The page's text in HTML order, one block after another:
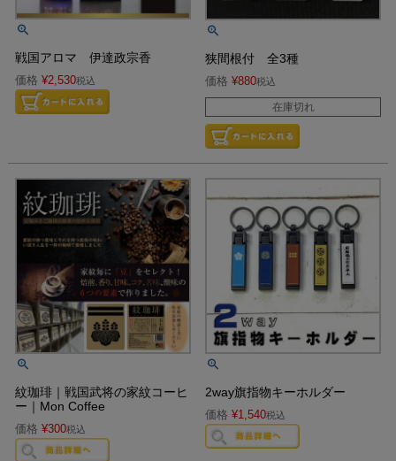
戦国アロマ 伊達政宗香
価格 ¥2,530税込
狭間根付 全3種
価格 ¥880税込
在庫切れ
紋珈琲｜戦国武将の家紋コーヒ
ー｜Mon Coffee
価格 ¥300税込
2way旗指物キーホルダー
価格 ¥1,540税込